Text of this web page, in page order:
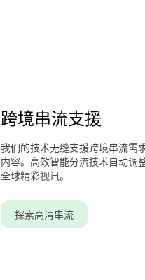
跨境串流支援
我们的技术无缝支援跨境串流需
内容。高效智能分流技术自动调
全球精彩视讯。
探索高清串流